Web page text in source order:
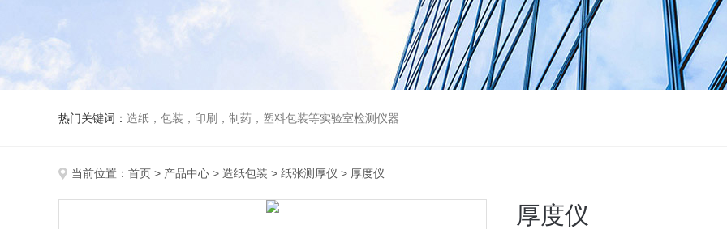
热门关键词： 造纸，包装，印刷，制药，塑料包装等实验室检测仪器
当前位置： 首页 > 产品中心 > 造纸包装 > 纸张测厚仪 > 厚度仪
厚度仪